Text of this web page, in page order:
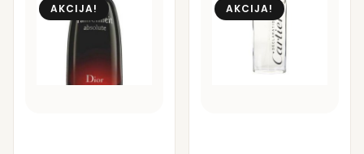
AKCIJA! AKCIJA!